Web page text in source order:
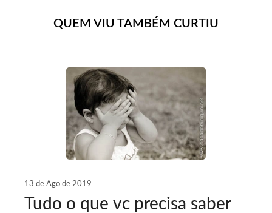
QUEM VIU TAMBÉM CURTIU
13 de Ago de 2019
Tudo o que vc precisa saber